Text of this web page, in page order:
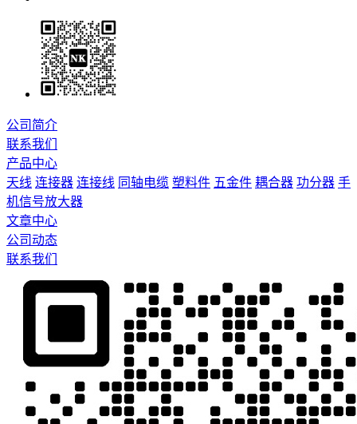
公司简介
联系我们
产品中心
天线 连接器 连接线 同轴电缆 塑料件 五金件 耦合器 功分器 手
机信号放大器
文章中心
公司动态
联系我们